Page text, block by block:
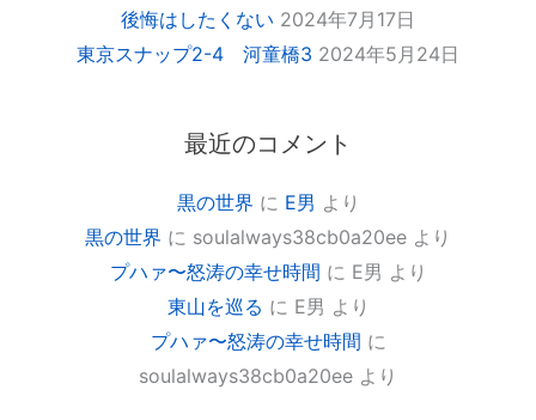
後悔はしたくない 2024年7月17日
東京スナップ2-4 河童橋3 2024年5月24日
最近のコメント
黒の世界 に E男 より
黒の世界 に soulalways38cb0a20ee より
プハァ〜怒涛の幸せ時間 に E男 より
東山を巡る に E男 より
プハァ〜怒涛の幸せ時間 に
soulalways38cb0a20ee より